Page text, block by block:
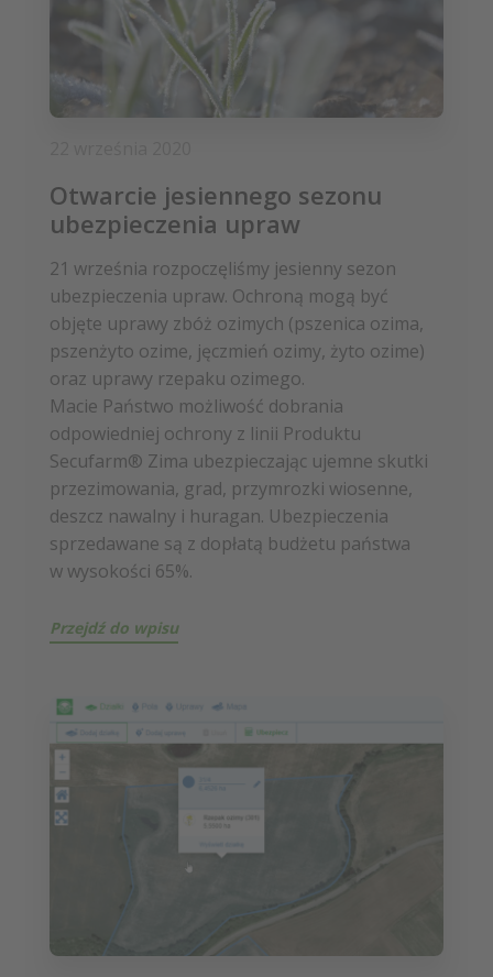
Otwarcie jesiennego sezonu
ubezpieczenia upraw
21 września rozpoczęliśmy jesienny sezon
ubezpieczenia upraw. Ochroną mogą być
objęte uprawy zbóż ozimych (pszenica ozima,
pszenżyto ozime, jęczmień ozimy, żyto ozime)
oraz uprawy rzepaku ozimego.
Macie Państwo możliwość dobrania
odpowiedniej ochrony z linii Produktu
Secufarm® Zima ubezpieczając ujemne skutki
przezimowania, grad, przymrozki wiosenne,
deszcz nawalny i huragan. Ubezpieczenia
sprzedawane są z dopłatą budżetu państwa
w wysokości 65%.
Przejdź do wpisu